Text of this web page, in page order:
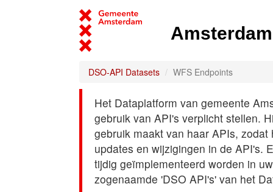
DSO-API Datasets WFS Endpoints
Het Dataplatform van gemeente
gebruik van API's verplicht stellen.
gebruik maakt van haar APIs,
updates en wijzigingen in de API's.
tijdig geïmplementeerd worden in
zogenaamde 'DSO API's' van het